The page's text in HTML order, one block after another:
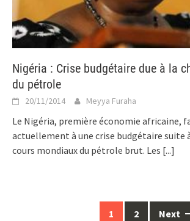
Nigéria : Crise budgétaire due à la
du pétrole
20/11/2014 Meyya Furaha
Le Nigéria, première économie africaine,
actuellement à une crise budgétaire suite
cours mondiaux du pétrole brut. Les [...]
1 2 Next